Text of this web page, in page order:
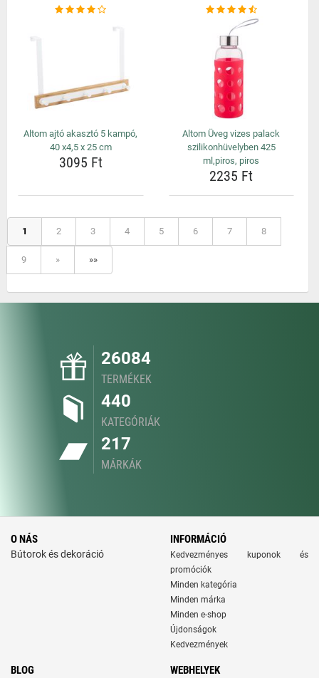
Altom ajtó akasztó 5 kampó,
40 x4,5 x 25 cm
3095 Ft
Altom Üveg vizes palack
szilikonhüvelyben 425
ml,piros, piros
2235 Ft
1 2 3 4 5 6 7 8
9 » »»
26084
TERMÉKEK
440
KATEGÓRIÁK
217
MÁRKÁK
O NÁS
Bútorok és dekoráció
INFORMÁCIÓ
Kedvezményes kuponok és
promóciók
Minden kategória
Minden márka
Minden e-shop
Újdonságok
Kedvezmények
BLOG WEBHELYEK